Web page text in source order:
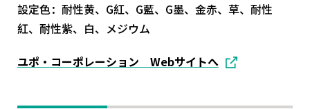
設定色：耐性黄、G紅、G藍、G墨、金赤、草、耐性
紅、耐性紫、白、メジウム
ユポ・コーポレーション Webサイトへ